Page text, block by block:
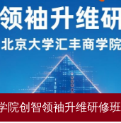
院创智领袖升维研修班